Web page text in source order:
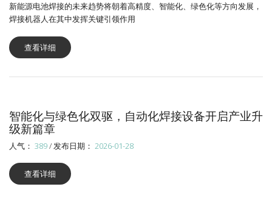
新能源电池焊接的未来趋势将朝着高精度、智能化、绿色化等方向发展，
焊接机器人在其中发挥关键引领作用
查看详细
智能化与绿色化双驱，自动化焊接设备开启产业升
级新篇章
人气： 389/ 发布日期： 2026-01-28
查看详细